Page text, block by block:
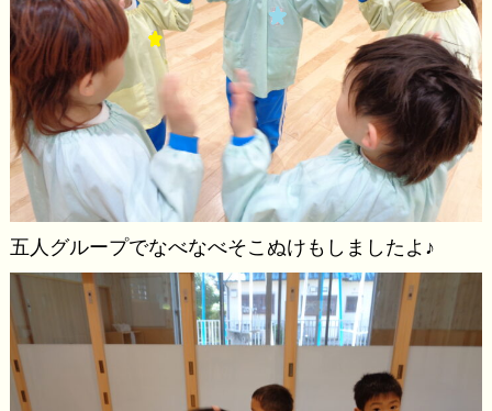
五人グループでなべなべそこぬけもしましたよ♪